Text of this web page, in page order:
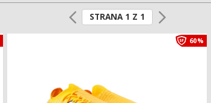
STRANA 1 Z 1
60%